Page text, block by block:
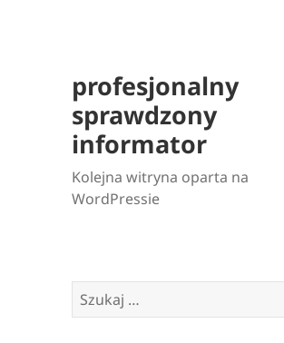
profesjonalny
sprawdzony
informator
Kolejna witryna oparta na
WordPressie
Szukaj: